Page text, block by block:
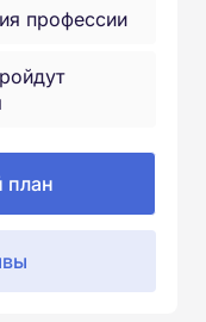
профессии
план